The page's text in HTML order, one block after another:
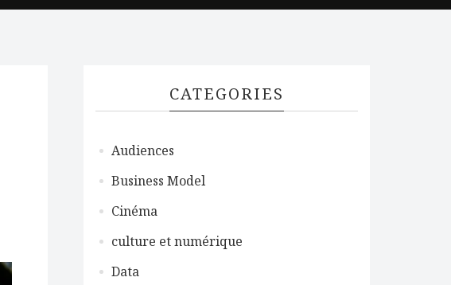
CATEGORIES
Audiences
Business Model
Cinéma
culture et numérique
Data